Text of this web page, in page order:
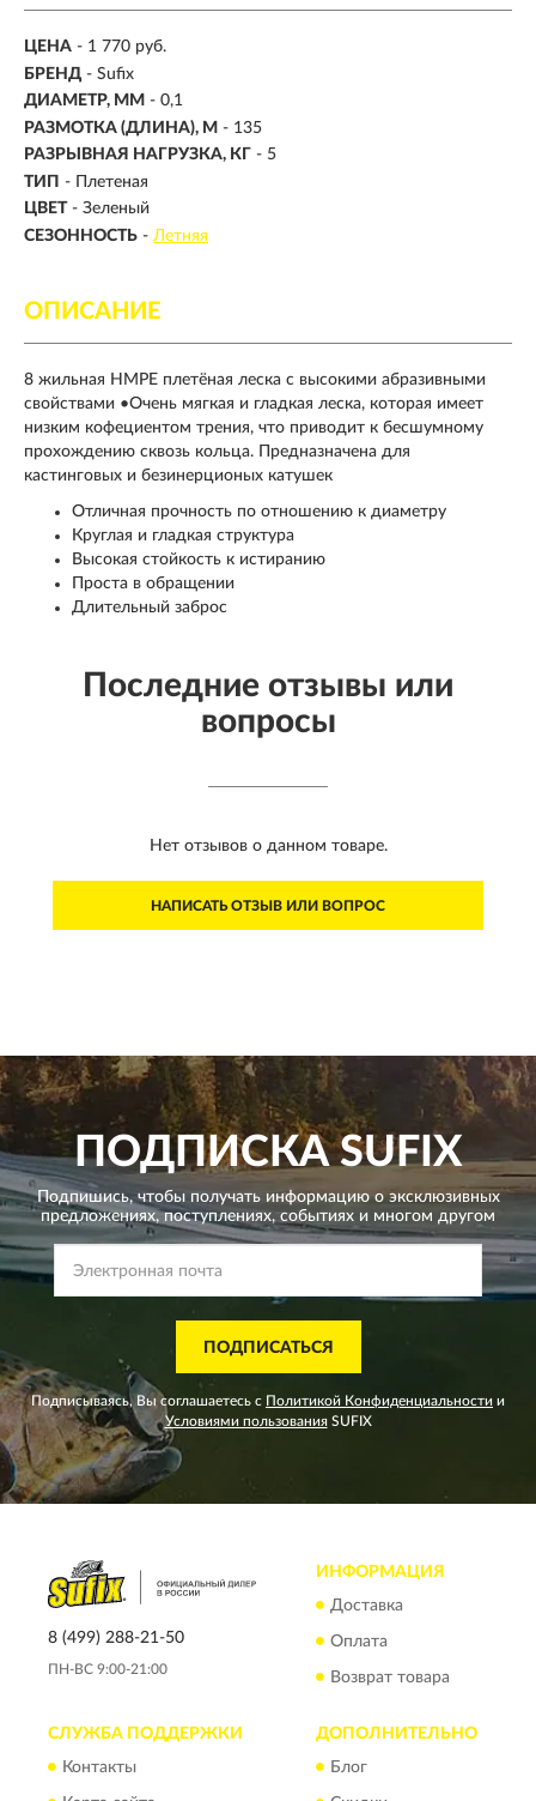
ЦЕНА - 1 770 руб.
БРЕНД - Sufix
ДИАМЕТР, ММ - 0,1
РАЗМОТКА (ДЛИНА), М - 135
РАЗРЫВНАЯ НАГРУЗКА, КГ - 5
ТИП - Плетеная
ЦВЕТ - Зеленый
СЕЗОННОСТЬ - Летняя
ОПИСАНИЕ
8 жильная HMPE плетёная леска с высокими абразивными
свойствами •Очень мягкая и гладкая леска, которая имеет
низким кофециентом трения, что приводит к бесшумному
прохождению сквозь кольца. Предназначена для
кастинговых и безинерционых катушек
Отличная прочность по отношению к диаметру
Круглая и гладкая структура
Высокая стойкость к истиранию
Проста в обращении
Длительный заброс
Последние отзывы или
вопросы
Нет отзывов о данном товаре.
НАПИСАТЬ ОТЗЫВ ИЛИ ВОПРОС
ПОДПИСКАSUFIX
Подпишись, чтобы получать информацию о эксклюзивных
предложениях,поступлениях, событиях и многом другом
ПОДПИСАТЬСЯ
Подписываясь, Вы соглашаетесь с Политикой Конфиденциальности и
Условиями пользованияSUFIX
8 (499) 288-21-50
ПН-ВС 9:00-21:00
ИНФОРМАЦИЯ
Доставка
Оплата
Возврат товара
СЛУЖБА ПОДДЕРЖКИ
Контакты
ДОПОЛНИТЕЛЬНО
Блог